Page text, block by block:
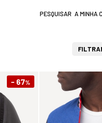
A MINHA
- 67%